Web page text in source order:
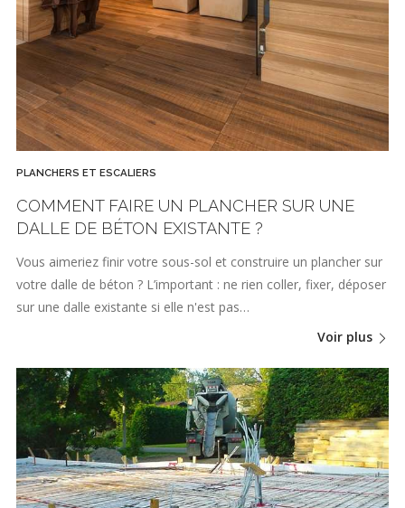
PLANCHERS ET ESCALIERS
COMMENT FAIRE UN PLANCHER SUR UNE
DALLE DE BÉTON EXISTANTE ?
Vous aimeriez finir votre sous-sol et construire un plancher sur
votre dalle de béton ? L’important : ne rien coller, fixer, déposer
sur une dalle existante si elle n'est pas…
Voir plus